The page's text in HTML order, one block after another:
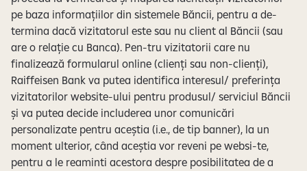
pe baza informațiilor din sistemele Băncii, pentru a de-
termina dacă vizitatorul este sau nu client al Băncii (sau
are o relație cu Banca). Pen-tru vizitatorii care nu
finalizează formularul online (clienți sau non-clienți),
Raiffeisen Bank va putea identifica interesul/ preferința
vizitatorilor website-ului pentru produsul/ serviciul Băncii
și va putea decide includerea unor comunicări
personalizate pentru aceștia (i.e., de tip banner), la un
moment ulterior, când aceștia vor reveni pe websi-te,
pentru a le reaminti acestora despre posibilitatea de a